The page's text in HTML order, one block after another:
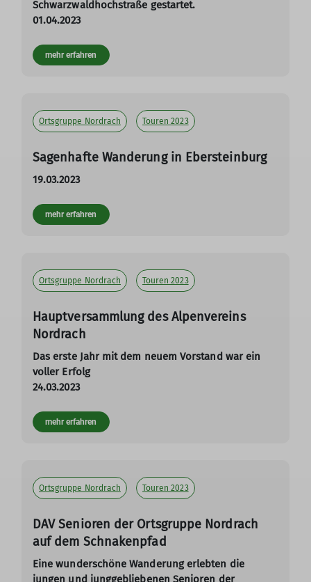
Schwarzwaldhochstraße gestartet.
01.04.2023
mehr erfahren
Ortsgruppe Nordrach Touren 2023
Sagenhafte Wanderung in Ebersteinburg
19.03.2023
mehr erfahren
Ortsgruppe Nordrach Touren 2023
Hauptversammlung des Alpenvereins
Nordrach
Das erste Jahr mit dem neuem Vorstand war ein
voller Erfolg
24.03.2023
mehr erfahren
Ortsgruppe Nordrach Touren 2023
DAV Senioren der Ortsgruppe Nordrach
auf dem Schnakenpfad
Eine wunderschöne Wanderung erlebten die
jungen und junggebliebenen Senioren der